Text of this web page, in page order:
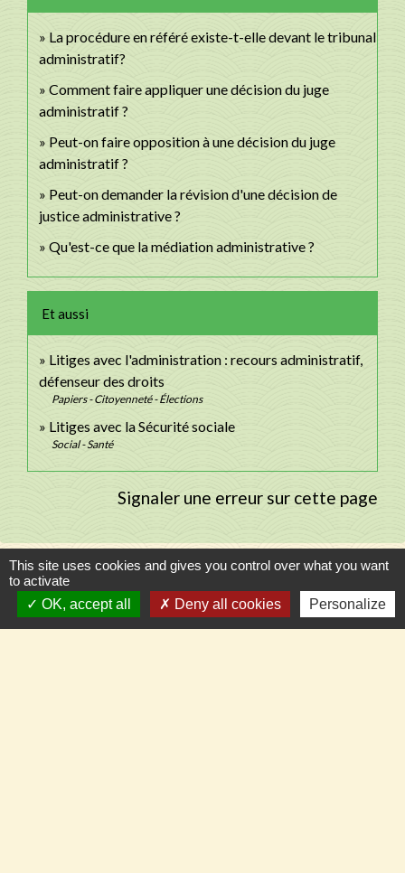
La procédure en référé existe-t-elle devant le tribunal
administratif?
Comment faire appliquer une décision du juge
administratif ?
Peut-on faire opposition à une décision du juge
administratif ?
Peut-on demander la révision d'une décision de
justice administrative ?
Qu'est-ce que la médiation administrative ?
Et aussi
Litiges avec l'administration : recours administratif,
défenseur des droits
Papiers - Citoyenneté - Élections
Litiges avec la Sécurité sociale
Social - Santé
Signaler une erreur sur cette page
Contacts
Commune de Llupia
This site uses cookies and gives you control over what you want
to activate
OK, accept all
Deny all cookies Personalize